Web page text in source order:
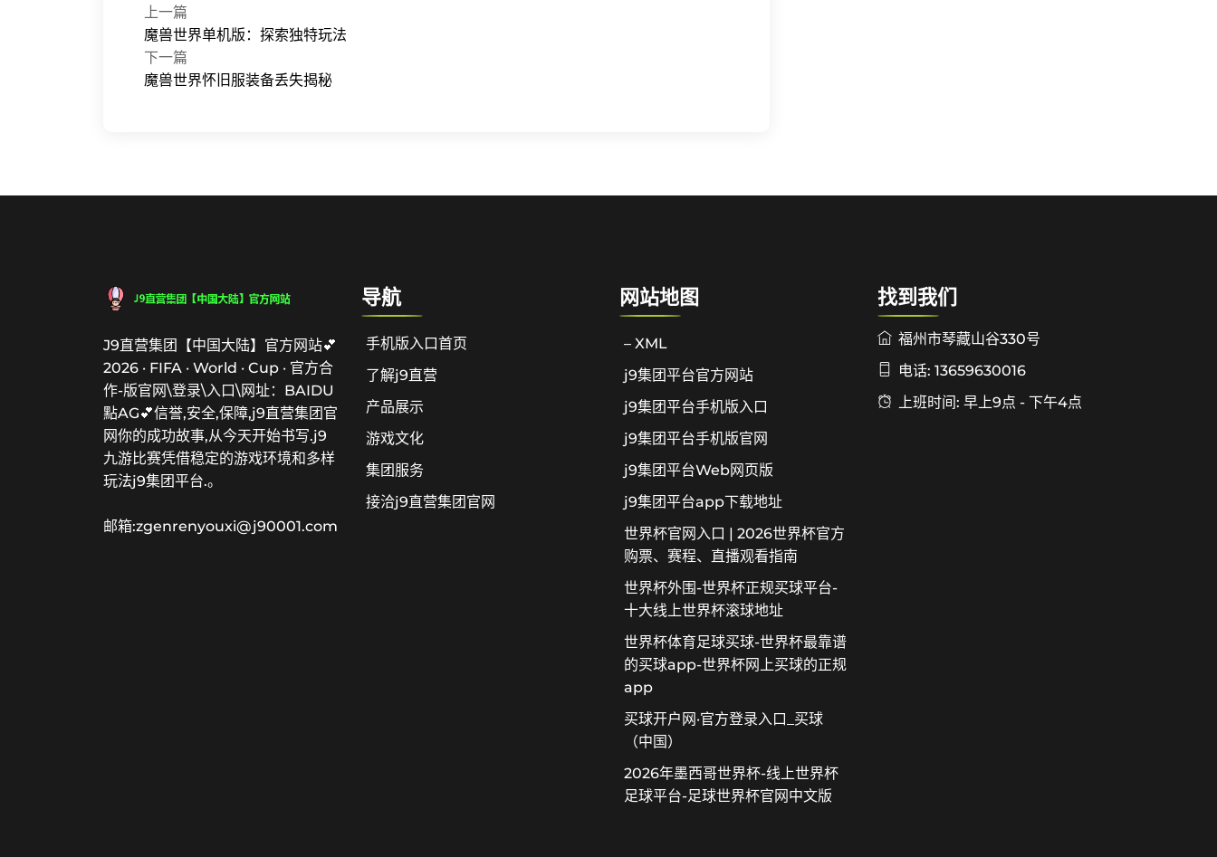
上一篇
魔兽世界单机版：探索独特玩法
下一篇
魔兽世界怀旧服装备丢失揭秘
J9直营集团【中国大陆】官方网站💕
2026 · FIFA · World · Cup · 官方合
作-版官网\登录\入口\网址：BAIDU
點AG💕信誉,安全,保障,j9直营集团官
网你的成功故事,从今天开始书写.j9
九游比赛凭借稳定的游戏环境和多样
玩法j9集团平台.。
邮箱:zgenrenyouxi@j90001.com
导航
手机版入口首页
了解j9直营
产品展示
游戏文化
集团服务
接洽j9直营集团官网
网站地图
– XML
j9集团平台官方网站
j9集团平台手机版入口
j9集团平台手机版官网
j9集团平台Web网页版
j9集团平台app下载地址
世界杯官网入口 | 2026世界杯官方
购票、赛程、直播观看指南
世界杯外围-世界杯正规买球平台-
十大线上世界杯滚球地址
世界杯体育足球买球-世界杯最靠谱
的买球app-世界杯网上买球的正规
app
买球开户网·官方登录入口_买球
（中国）
2026年墨西哥世界杯-线上世界杯
足球平台-足球世界杯官网中文版
找到我们
福州市琴藏山谷330号
电话: 13659630016
上班时间: 早上9点 - 下午4点